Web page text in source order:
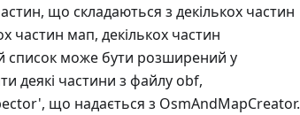
що складаються з декількох частин
частин мап, декількох частин
список може бути розширений у
деякі частини з файлу obf,
що надається з OsmAndMapCreator.